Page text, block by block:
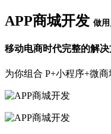
APP商城开发 做
移动电商时代完整的解
为你组合 P+小程序+微